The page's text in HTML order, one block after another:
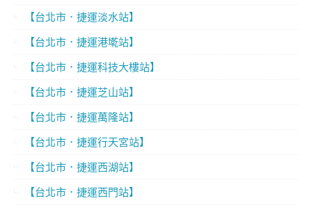
【台北市．捷運淡水站】
【台北市．捷運港墘站】
【台北市．捷運科技大樓站】
【台北市．捷運芝山站】
【台北市．捷運萬隆站】
【台北市．捷運行天宮站】
【台北市．捷運西湖站】
【台北市．捷運西門站】